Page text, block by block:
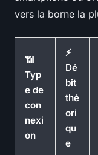
vers la borne la
📶
Typ
e de
con
nexi
on
⚡
Dé
bit
thé
ori
qu
e